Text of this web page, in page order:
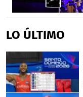
LO ÚLTIMO